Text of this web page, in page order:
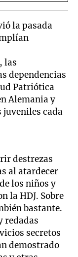
la pasada
las
dependencias
Patriótica
Alemania y
cada
destrezas
al atardecer
los niños y
la HDJ. Sobre
bastante.
redadas
secretos
demostrado